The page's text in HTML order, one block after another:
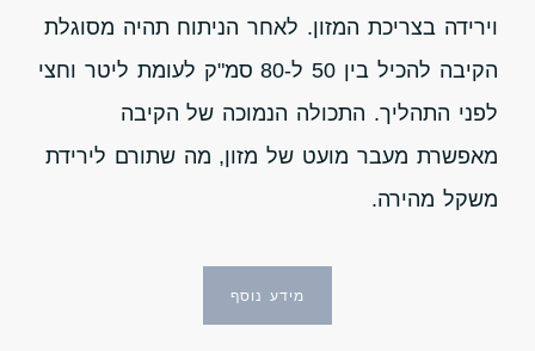
וירידה בצריכת המזון. לאחר הניתוח תהיה מסוגלת
הקיבה להכיל בין 50 ל-80 סמ"ק לעומת ליטר וחצי
לפני התהליך. התכולה הנמוכה של הקיבה
מאפשרת מעבר מועט של מזון, מה שתורם לירידת
משקל מהירה.
מידע נוסף